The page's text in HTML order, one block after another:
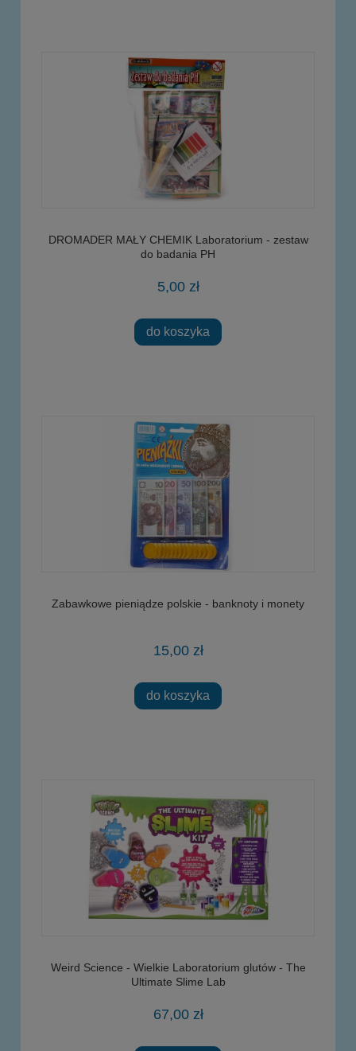
DROMADER MAŁY CHEMIK Laboratorium - zestaw
do badania PH
5,00 zł
do koszyka
Zabawkowe pieniądze polskie - banknoty i monety
15,00 zł
do koszyka
Weird Science - Wielkie Laboratorium glutów - The
Ultimate Slime Lab
67,00 zł